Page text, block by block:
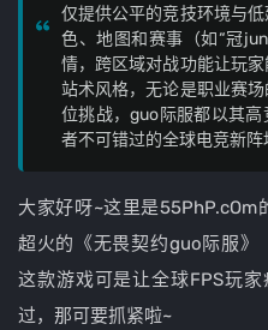
仅提供公平的竞技环境与
色、地图和赛事（如“冠
情，跨区域对战功能让玩
站术风格，无论是职业赛
位挑战，guo际服都以其
者不可错过的全球电竞新阵
大家好呀~这里是
超火的《无畏契约guo际服》
这款游戏可是让全球FPS玩
过，那可要抓紧啦~